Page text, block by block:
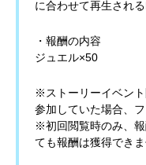
に合わせて再生され
・報酬の内容
ジュエル×50
※ストーリーイベン
参加していた場合、
※初回閲覧時のみ、
ても報酬は獲得できま